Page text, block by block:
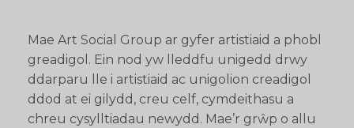
Mae Art Social Group ar gyfer artistiaid a phobl
greadigol. Ein nod yw lleddfu unigedd drwy
ddarparu lle i artistiaid ac unigolion creadigol
ddod at ei gilydd, creu celf, cymdeithasu a
chreu cysylltiadau newydd. Mae’r grŵp o allu